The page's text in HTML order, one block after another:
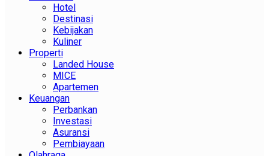
Hotel
Destinasi
Kebijakan
Kuliner
Properti
Landed House
MICE
Apartemen
Keuangan
Perbankan
Investasi
Asuransi
Pembiayaan